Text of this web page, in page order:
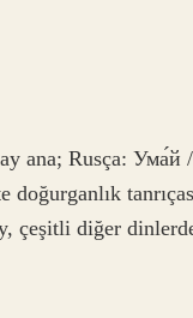
çeşitli diğer